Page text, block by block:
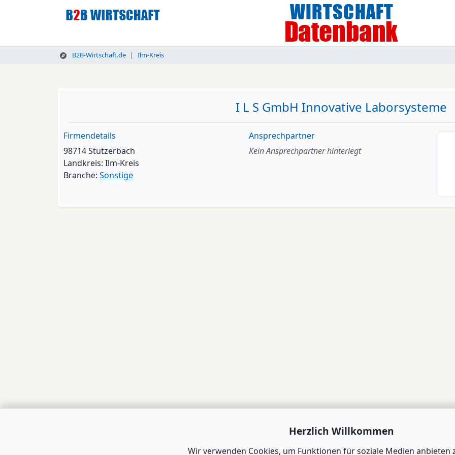
B2B-Wirtschaft.de Ilm-Kreis
I L S GmbH Innovative Laborsysteme
Firmendetails
98714 Stützerbach
Landkreis: Ilm-Kreis
Branche: Sonstige
Ansprechpartner
Kein Ansprechpartner hinterlegt
Herzlich Willkommen
Wir verwenden Cookies, um Funktionen für soziale Medien anbieten